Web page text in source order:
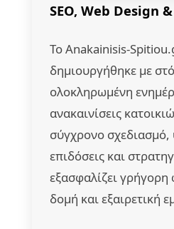
SEO, Web Design
Το Anakainisis-
δημιουργήθηκε με
ολοκληρωμένη
ανακαινίσεις
σύγχρονο σχεδιασμό,
επιδόσεις και
εξασφαλίζει
δομή και εξαιρετική